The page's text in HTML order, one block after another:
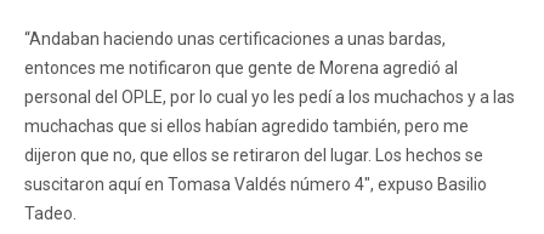
“Andaban haciendo unas certificaciones a unas bardas,
entonces me notificaron que gente de Morena agredió al
personal del OPLE, por lo cual yo les pedí a los muchachos y a las
muchachas que si ellos habían agredido también, pero me
dijeron que no, que ellos se retiraron del lugar. Los hechos se
suscitaron aquí en Tomasa Valdés número 4″, expuso Basilio
Tadeo.